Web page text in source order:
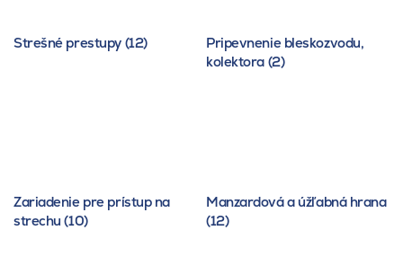
Strešné prestupy (12)
Pripevnenie bleskozvodu,
kolektora (2)
Zariadenie pre prístup na
strechu (10)
Manzardová a úžľabná hrana
(12)